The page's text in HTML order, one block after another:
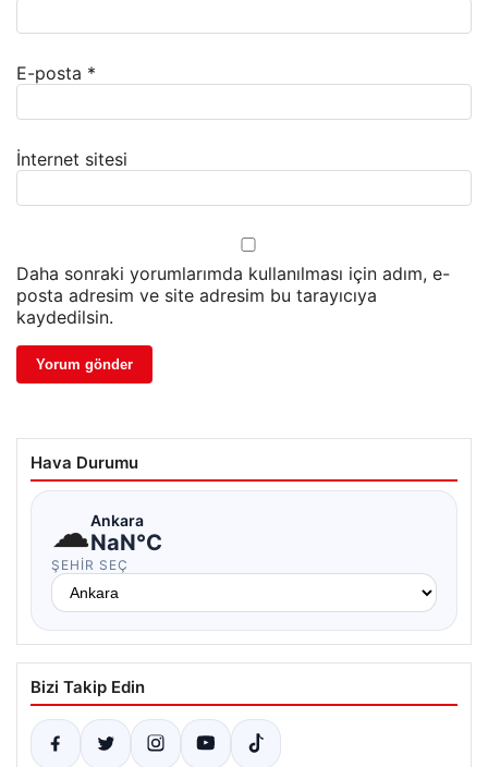
E-posta *
İnternet sitesi
Daha sonraki yorumlarımda kullanılması için adım, e-
posta adresim ve site adresim bu tarayıcıya
kaydedilsin.
Hava Durumu
☁Ankara
NaN°C
ŞEHIR SEÇ
Bizi Takip Edin